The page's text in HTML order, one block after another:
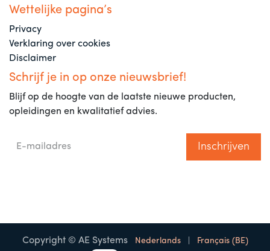
Wettelijke pagina’s
Privacy
Verklaring over cookies
Disclaimer
Schrijf je in op onze nieuwsbrief!
Blijf op de hoogte van de laatste nieuwe producten,
opleidingen en kwalitatief advies.
Inschrijven
Copyright © AE Systems Nederlands Français (BE)